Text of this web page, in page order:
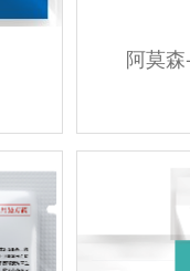
阿莫